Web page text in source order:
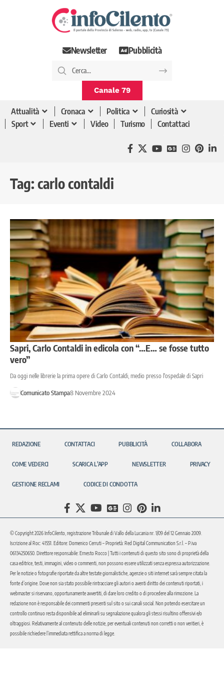
Newsletter Pubblicità
Canale 79
Attualità Cronaca Politica
Curiosità
Sport
Eventi Video Turismo Contattaci
Tag: carlo contaldi
Sapri, Carlo Contaldi in edicola con “…E… se fosse tutto
vero”
Da oggi nelle librerie la prima opere di Carlo Contaldi, medio presso l'ospedale di Sapri
Comunicato Stampa8 Novembre 2024
REDAZIONE CONTATTACI PUBBLICITÀ COLLABORA
COME VEDERCI SCARICA L’APP NEWSLETTER PRIVACY
GESTIONE RECLAMI CODICE DI CONDOTTA
© Copyright 2026 InfoCilento, registrazione Tribunale di Vallo della Lucania nr. 1/09 del 12 Gennaio 2009.
Iscrizione al Roc: 41551. Editore: Domenico Cerruti – Proprietà: Red Digital Communication S.r.l. – P.iva
06134250650. Direttore responsabile: Ernesto Rocco | Tutti i contenuti di questo sito sono di proprietà della
casa editrice, testi, immagini, video o commenti, non possono essere utilizzati senza espressa autorizzazione.
Per le notizie o fotografie riportate da altre testate giornalistiche, agenzie o siti internet sarà sempre citata la
fonte d’origine. Dove non sia stato possibile rintracciare gli autori o aventi diritto dei contenuti riportati, i
webmaster si riservano, opportunamente avvertiti, di dare loro credito o di procedere alla rimozione. La
redazione non è responsabile dei commenti presenti sul sito o sui canali social. Non potendo esercitare un
controllo continuo resta disponibile ad eliminarli su segnalazione qualora gli stessi risultino offensivi e/o
oltraggiosi. Relativamente al contenuto delle notizie, per eventuali contenuti non corretti o non veritieri, è
possibile richiedere l’immediata rettifica a norma di legge.